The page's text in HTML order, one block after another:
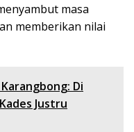
masa
memberikan nilai
Di
Justru